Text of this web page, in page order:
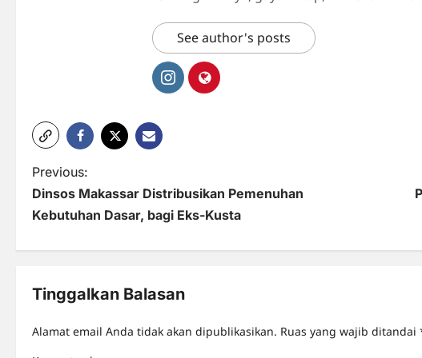
See author's posts
P
o
n
Previous:
Dinsos Makassar Distribusikan Pemenuhan
Kebutuhan Dasar, bagi Eks-Kusta
Tinggalkan Balasan
Alamat email Anda tidak akan dipublikasikan. Ruas yang wajib ditandai